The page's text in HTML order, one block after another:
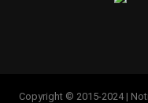
Copyright © 2015-2024 |